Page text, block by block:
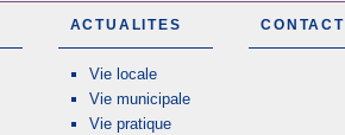
ACTUALITES
Vie locale
Vie municipale
Vie pratique
CONTACT